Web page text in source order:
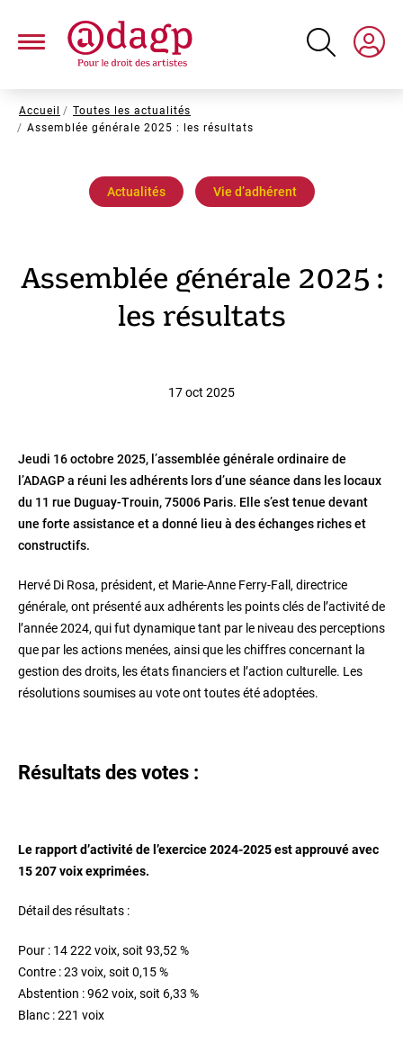
contenu
Fil
d'Ariane
Accueil
Toutes les actualités
Assemblée générale 2025 : les résultats
Actualités Vie dʼadhérent
Assemblée générale 2025 :
les résultats
17 oct 2025
Jeudi 16 octobre 2025, l’assemblée générale ordinaire de
l’ADAGP a réuni les adhérents lors d’une séance dans les locaux
du 11 rue Duguay-Trouin, 75006 Paris. Elle s’est tenue devant
une forte assistance et a donné lieu à des échanges riches et
constructifs.
Hervé Di Rosa, président, et Marie-Anne Ferry-Fall, directrice
générale, ont présenté aux adhérents les points clés de l’activité de
l’année 2024, qui fut dynamique tant par le niveau des perceptions
que par les actions menées, ainsi que les chiffres concernant la
gestion des droits, les états financiers et l’action culturelle. Les
résolutions soumises au vote ont toutes été adoptées.
Résultats des votes :
Le rapport d’activité de l’exercice 2024-2025 est approuvé avec
15 207 voix exprimées.
Détail des résultats :
Pour : 14 222 voix, soit 93,52 %
Contre : 23 voix, soit 0,15 %
Abstention : 962 voix, soit 6,33 %
Blanc : 221 voix